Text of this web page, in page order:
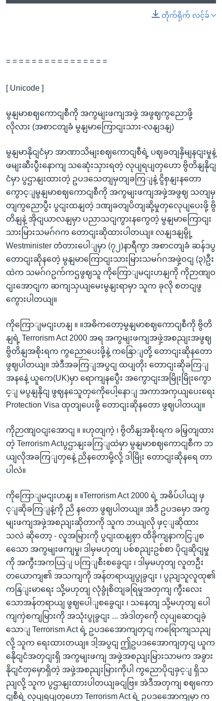
တိုက်ရိုက် လင့်ခ်
= = = = = = = = = = = = = = = =
[ Unicode ]
မွနျမာစဈကောငျစီကို အကွမျးဖကျအဖှဲ့ အဖွဈကွညောဖို့
လိုလား (အစာငတျခံ မွနျမာကြောငျးသား-လနျဒနျ)
မွနျမာနိုငျငံမှာ အာဏာသိမျးစဈကောငျစီရဲ့ ပဈခတျနှိမျနငျးမှုနဲ့
ဖမျးဆီးပွီးနောကျ သဆေုံးသှားရတဲ့ လုပျရပျတှဟော ဗွိတိနျနိုငျ
ငံမှာ ပွဌာနျးထားတဲ့ ဥပဒသေတျမှတျခကြျနဲ့ ငွိစှနျးနတော
ကွောင့ျမွနျမာစဈကောငျစီကို အကွမျးဖကျအဖှဲ့အဖွဈ သတျမှ
တျကွညောပွီး ပွငျးထနျတဲ့ ဒဏျခတျပိတျဆို့မှုတှလေုပျပေးဖို့ ဗွိ
တိနျနဲ့ အိုငျယာလနျမှာ ပညာသငျကွားနကွေတဲ့ မွနျမာကြောငျး
သားမြားသမဂ်ဂက တောငျးဆိုထားပါတယျ။ လနျဒနျမွို့
Westminister တံတားပေါျမှာ (၇၂)နာရီကွာ အစာငတျခံ ဆန်ဒပွ
တောငျးဆိုနတေဲ့ မွနျမာကြောငျးသားမြားသမဂ်ဂအဖှဲ့ဝငျ (၃)ဦး
ထဲက သမဂ်ဂဥက်ကဌဖွဈသူ ကိုကြောျမငျးဟနျကို ကိုဉာဏျဝ
ငျးအောငျက ဆကျသှယျမေးမွနျးရာမှာ သူက ခုလို စတငျဖွ
ကွေားပါတယျ။
ကိုကြောျမငျးဟနျ ။ ။အဓိကတော့မွနျမာစဈကောငျစီကို ဗွိတိ
နျရဲ့ Terrorism Act 2000 အရ အကွမျးဖကျအဖှဲ့အစညျးအဖွဈ
ဗွိတိနျအစိုးရက ကွညောပေးဖို့နဲ့ ကနြောျတို့ တောငျးဆိုနတော
ဖွဈပါတယျ။ အဲဒီအခကြျအပွငျ ထပျတိုး တောငျးဆိုခကြျ
အနနေဲ့ ယူကေ(UK)မှာ ရောကျနပွေီး အကွောငျးအမြိုးမြိုးကွော
င့ျ မပွနျနိုငျ ဖွဈနသေူတှကေိုပေါ့နောျ အကာအကှယျပေးရေး
Protection Visa ထုတျပေးဖို့ တောငျးဆိုနတော ဖွဈပါတယျ။
ကိုဉာဏျဝငျးအောငျ ။ ။ဟုတျကဲ့ ၊ ဗွိတိနျအစိုးရက ခမြှတျထား
တဲ့ Terrorism Actပွဌာနျးခကြျထဲမှာ မွနျမာစဈကောငျစီက ဘ
ယျလိုအခကြျတှနေဲ့ ညိနတောမို့လို့ ဒါမြိုး တောငျးဆိုနရေ တာ
ပါလဲ။
ကိုကြောျမငျးဟနျ ။ ။Terrorism Act 2000 ရဲ့ အဓိပ်ပါယျ ဖှ
င့ျဆိုခကြျနဲ့ကို ညိ နတော ဖွဈပါတယျ။ အဲဒီ ဥပဒမှော အကွ
မျးဖကျအဖှဲ့အစညျးဆိုတာကို သူက ဘယျလို ဖှင့ျဆိုထား
သလဲ ဆိုတော့ - လူအမြားကို ပွငျးထနျစှာ ထိခိုကျနာကငြျစ
သေော အကွမျးဖကျမှု၊ ဒါမှမဟုတျ ပစ်စညျးဥစ်စာ ပိုငျဆိုငျမှု
ကို အကွီးအကယြျ ပကြျစီးစခွေငျး ၊ ဒါမှမဟုတျ လူတဦး
တယောကျ၏ အသကျကို အန်တရာယျပွုခွငျး ၊ ပွညျသူလူထု၏
ကနြျးမာရေး သို့မဟုတျ လုံခွုံစိတျခရြမှုအတှကျ ကွီးလေး
သောအန်တရာယျ ဖွဈပေါျစခွေငျး ၊ သနေတျ သို့မဟုတျ ပေါ
ကျကှဲစကျမြားကို အသုံးပွုခွငျး ... အဲဒါတှကေို လုပျဆောငျခဲ့
သောျ Terrorism Act ရဲ့ ဥပဒအေောကျတှငျ ကရြောကျသညျ
လို့ သူက ရေးထားတယျ။ ဒါ့အပွငျ ဤဥပဒအေောကျတှငျ ယူက
နေိုငျငံအတှငျးရှိ အကွမျးဖကျ အဖှဲ့အစညျးမြားသာမက အခွား
နိုငျငံတှမှောရှိတဲ့ အဖှဲ့အစညျးမြားကိုပါ ကွညောပိုငျခှင့ျ ရှိသ
ညျလို့ သူက ပွဌာနျးထားပါတယျခငျဗြ။ အဲဒီအတှကျ စဈကော
ငျစီရဲ့ လုပျရပျတှဟော Terrorism Act ရဲ့ ဥပဒအေောကျမှာ က